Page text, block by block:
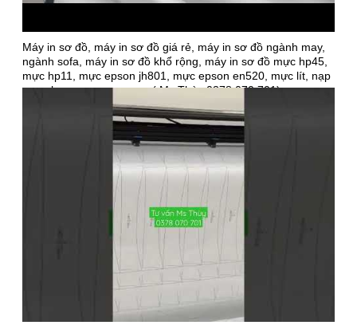
Máy in sơ đồ, máy in sơ đồ giá rẻ, máy in sơ đồ ngành may,
ngành sofa, máy in sơ đồ khổ rộng, máy in sơ đồ mực hp45,
mực hp11, mực epson jh801, mực epson en520, mực lít, nạp
mực, bơm mực, sạc mực ( Ms Thùy 0378 070 701)